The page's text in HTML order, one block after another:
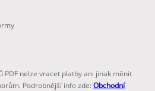
PDF nelze vracet platby ani jinak měnit
Podrobnější info zde:Obchodní